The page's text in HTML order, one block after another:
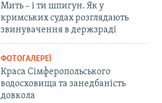
Мить – і ти шпигун. Як у
кримських судах розглядають
звинувачення в держзраді
ФОТОГАЛЕРЕЇ
Краса Сімферопольського
водосховища та занедбаність
довкола